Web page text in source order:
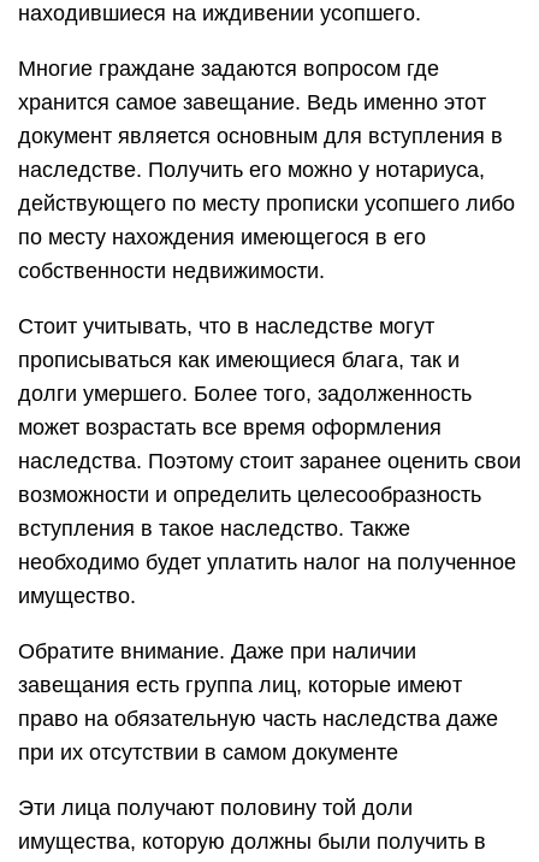
находившиеся на иждивении усопшего.
Многие граждане задаются вопросом где
хранится самое завещание. Ведь именно этот
документ является основным для вступления в
наследстве. Получить его можно у нотариуса,
действующего по месту прописки усопшего либо
по месту нахождения имеющегося в его
собственности недвижимости.
Стоит учитывать, что в наследстве могут
прописываться как имеющиеся блага, так и
долги умершего. Более того, задолженность
может возрастать все время оформления
наследства. Поэтому стоит заранее оценить свои
возможности и определить целесообразность
вступления в такое наследство. Также
необходимо будет уплатить налог на полученное
имущество.
Обратите внимание. Даже при наличии
завещания есть группа лиц, которые имеют
право на обязательную часть наследства даже
при их отсутствии в самом документе
Эти лица получают половину той доли
имущества, которую должны были получить в